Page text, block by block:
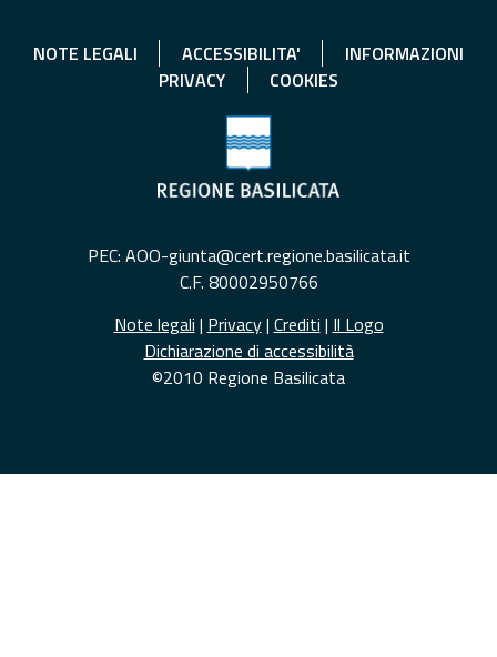
NOTE LEGALI ACCESSIBILITA'
INFORMAZIONI
PRIVACY
COOKIES
PEC: AOO-giunta@cert.regione.basilicata.it
C.F. 80002950766
Note legali | Privacy| Crediti | Il Logo
Dichiarazione di accessibilità
©2010 Regione Basilicata